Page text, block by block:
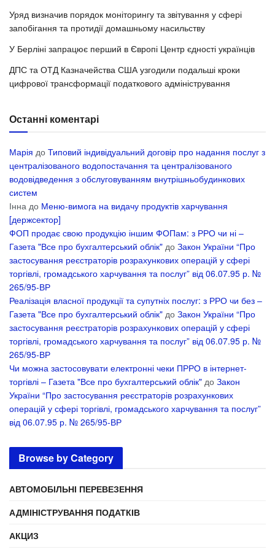
Уряд визначив порядок моніторингу та звітування у сфері
запобігання та протидії домашньому насильству
У Берліні запрацює перший в Європі Центр єдності українців
ДПС та ОТД Казначейства США узгодили подальші кроки
цифрової трансформації податкового адміністрування
Останні коментарі
Марія до Типовий індивідуальний договір про надання послуг з
централізованого водопостачання та централізованого
водовідведення з обслуговуванням внутрішньобудинкових
систем
Інна до Меню-вимога на видачу продуктів харчування
[держсектор]
ФОП продає свою продукцію іншим ФОПам: з РРО чи ні –
Газета "Все про бухгалтерський облік" до Закон України “Про
застосування реєстраторів розрахункових операцій у сфері
торгівлі, громадського харчування та послуг” від 06.07.95 р. №
265/95-ВР
Реалізація власної продукції та супутніх послуг: з РРО чи без –
Газета "Все про бухгалтерський облік" до Закон України “Про
застосування реєстраторів розрахункових операцій у сфері
торгівлі, громадського харчування та послуг” від 06.07.95 р. №
265/95-ВР
Чи можна застосовувати електронні чеки ПРРО в інтернет-
торгівлі – Газета "Все про бухгалтерський облік" до Закон
України “Про застосування реєстраторів розрахункових
операцій у сфері торгівлі, громадського харчування та послуг”
від 06.07.95 р. № 265/95-ВР
Browse by Category
АВТОМОБІЛЬНІ ПЕРЕВЕЗЕННЯ
АДМІНІСТРУВАННЯ ПОДАТКІВ
АКЦИЗ